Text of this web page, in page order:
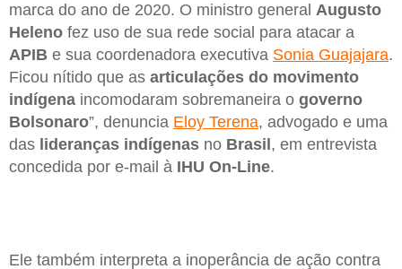
marca do ano de 2020. O ministro general Augusto
Heleno fez uso de sua rede social para atacar a
APIB e sua coordenadora executiva Sonia Guajajara.
Ficou nítido que as articulações do movimento
indígena incomodaram sobremaneira o governo
Bolsonaro”, denuncia Eloy Terena, advogado e uma
das lideranças indígenas no Brasil , em entrevista
concedida por e-mail à IHU On-Line.
Ele também interpreta a inoperância de ação contra